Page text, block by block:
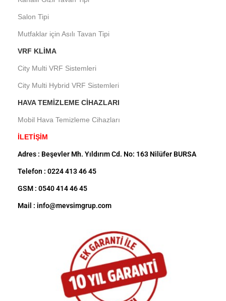
Salon Tipi
Mutfaklar için Asılı Tavan Tipi
VRF KLIMA
City Multi VRF Sistemleri
City Multi Hybrid VRF Sistemleri
HAVA TEMIZLEME CIHAZLARI
Mobil Hava Temizleme Cihazları
İLETİŞİM
Adres : Beşevler Mh. Yıldırım Cd. No: 163 Nilüfer BURSA
Telefon : 0224 413 46 45
GSM : 0540 414 46 45
Mail : info@mevsimgrup.com